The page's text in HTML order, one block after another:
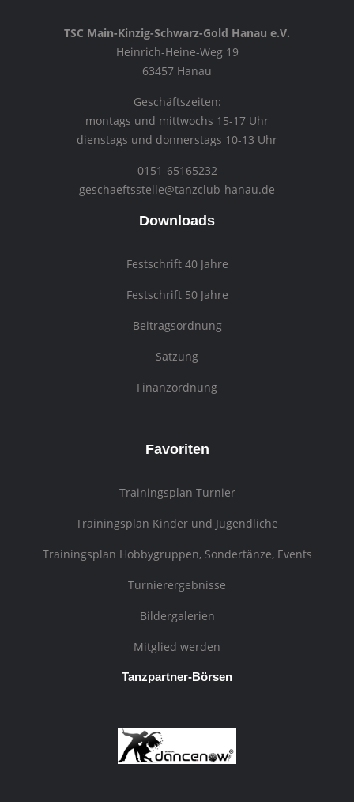
TSC Main-Kinzig-Schwarz-Gold Hanau e.V.
Heinrich-Heine-Weg 19
63457 Hanau
Geschäftszeiten:
montags und mittwochs 15-17 Uhr
dienstags und donnerstags 10-13 Uhr
0151-65165232
geschaeftsstelle@tanzclub-hanau.de
Downloads
Festschrift 40 Jahre
Festschrift 50 Jahre
Beitragsordnung
Satzung
Finanzordnung
Favoriten
Trainingsplan Turnier
Trainingsplan Kinder und Jugendliche
Trainingsplan Hobbygruppen, Sondertänze, Events
Turnierergebnisse
Bildergalerien
Mitglied werden
Tanzpartner-Börsen